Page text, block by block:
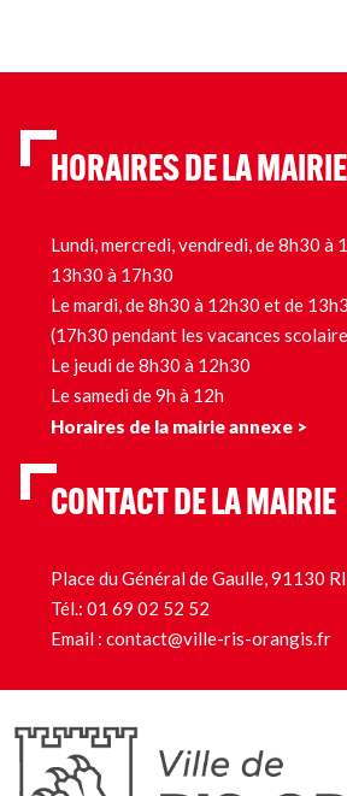
HORAIRES DE LA MAIRIE
Lundi, mercredi, vendredi, de 8h30 à
13h30 à 17h30
Le mardi, de 8h30 à 12h30 et de
(17h30 pendant les vacances
Le jeudi de 8h30 à 12h30
Le samedi de 9h à 12h
Horaires de la mairie annexe >
CONTACT DE LA MAIRIE
Place du Général de Gaulle, 91130
Tél.: 01 69 02 52 52
Email : contact@ville-ris-orangis.fr